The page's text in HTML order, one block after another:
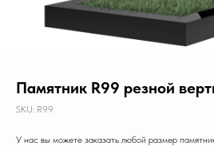
Памятник R99 резной
SKU: R99
У нас вы можете заказать любой размер